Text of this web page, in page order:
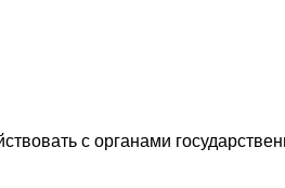
с органами